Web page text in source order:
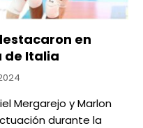
en
de Italia
Mergarejo y Marlon
durante la